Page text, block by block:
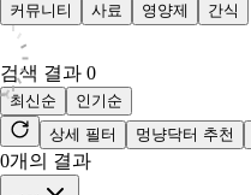
커뮤니티 사료 영양제 간식
검색 결과 0
최신순
인기순
상세 필터
멍냥닥터 추천
0개의 결과